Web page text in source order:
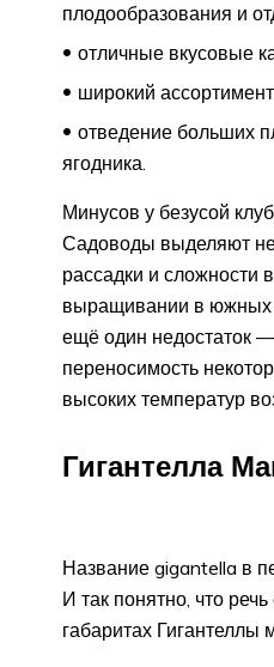
плодообразования и
отличные вкусовые
широкий
отведение больших
ягодника.
Минусов у безусой
Садоводы выделяют
рассадки и сложности
выращивании в южных
ещё один недостаток
переносимость
высоких температур
Гигантелла
Название gigantella в
И так понятно, что
габаритах Гигантеллы